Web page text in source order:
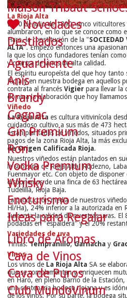
La Rioja Alta
El 10 de julio de 1890, cinco viticultores
alumbraron, en lo que se conoce como
Haro, la constitución de la "SOCIEDAD
ALTA". Empezó entonces una
la que los cinco fundadores tenían
y crianza de vinos de alta calidad.
El espíritu europeísta del que hoy tanto
Rioja y en nuestra bodega en aquellos
contrata al francés Vigier para llevar la
domina la elaboración que hoy
Viñedo
La Rioja Alta es cultura vitivinícola
cuidadoso cultivo a sus más de 473
están plantadas de viñedos, situados
pagos de la zona Rioja Alta, la más
de Origen Calificada Rioja.
Nuestros viñedos están plantados en
la subzona de Rioja Alta: Rodezno,
Fuenmayor etc. Con objeto de disponer
disponemos de una finca de 63
Tudelilla, Rioja Baja.
La producción media de nuestros
Hl/Ha), 24% inferior a la autorizada en
aumenta la calidad de nuestras uvas. El
podadas en "espaldera" y el 20%
Variedades de uva
Tintas:Tempranillo, Garnacha y
Vinos
Los vinos de La Rioja Alta SA se
que se complementan y enriquecen
en Haro, en pleno Barrio de la
una centenaria bodega riojana y es
de los vinos. Por su parte, la bodega
Maison Tribaut
Novedades
Destilados
Aguardiente
Anís
Brandy
Cognac
Gin Premium
Ron
Vodka Premium
Whisky
Enoturismo
Ideas para Regalar
Libro de Aromas
Cava de Vinos
Cava de Puros
Club MundoVinum